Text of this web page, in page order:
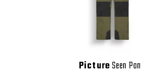
PictureSeen